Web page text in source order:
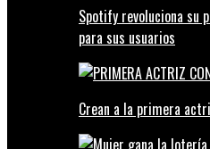
Spotify revoluciona su
para sus usuarios
Crean a la primera